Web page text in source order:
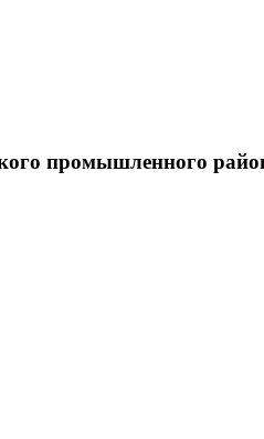
промышленного